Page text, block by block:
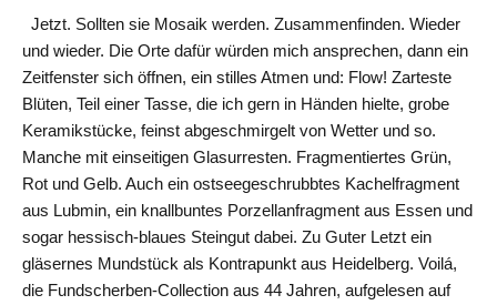
Jetzt. Sollten sie Mosaik werden. Zusammenfinden. Wieder
und wieder. Die Orte dafür würden mich ansprechen, dann ein
Zeitfenster sich öffnen, ein stilles Atmen und: Flow! Zarteste
Blüten, Teil einer Tasse, die ich gern in Händen hielte, grobe
Keramikstücke, feinst abgeschmirgelt von Wetter und so.
Manche mit einseitigen Glasurresten. Fragmentiertes Grün,
Rot und Gelb. Auch ein ostseegeschrubbtes Kachelfragment
aus Lubmin, ein knallbuntes Porzellanfragment aus Essen und
sogar hessisch-blaues Steingut dabei. Zu Guter Letzt ein
gläsernes Mundstück als Kontrapunkt aus Heidelberg. Voilá,
die Fundscherben-Collection aus 44 Jahren, aufgelesen auf